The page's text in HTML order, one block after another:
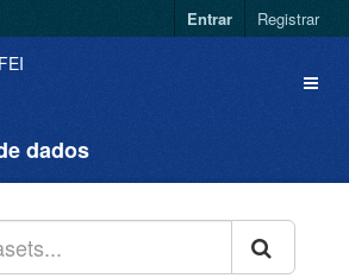
Entrar Registrar
dados